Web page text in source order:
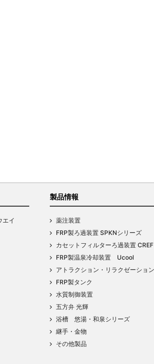
エイ
製品情報
薬注装置
FRP製ろ過装置 SPKNシリーズ
カセットフィルターろ過装置 CREF
FRP製温泉冷却装置 Ucool
アトラクション・リラクゼーショ
FRP製タンク
水質制御装置
五方弁 光輝
浴槽 悠湯・和泉シリーズ
継手・金物
その他製品